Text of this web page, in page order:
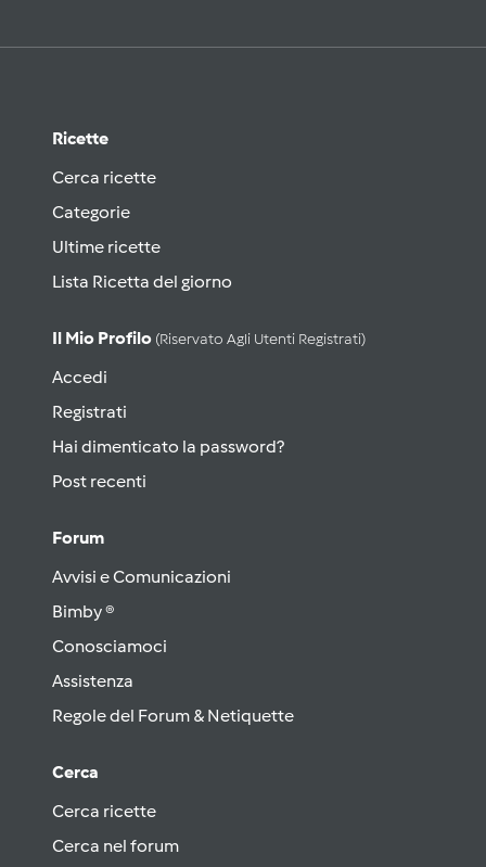
Ricette
Cerca ricette
Categorie
Ultime ricette
Lista Ricetta del giorno
Il Mio Profilo (riservato Agli Utenti Registrati)
Accedi
Registrati
Hai dimenticato la password?
Post recenti
Forum
Avvisi e Comunicazioni
Bimby ®
Conosciamoci
Assistenza
Regole del Forum & Netiquette
Cerca
Cerca ricette
Cerca nel forum